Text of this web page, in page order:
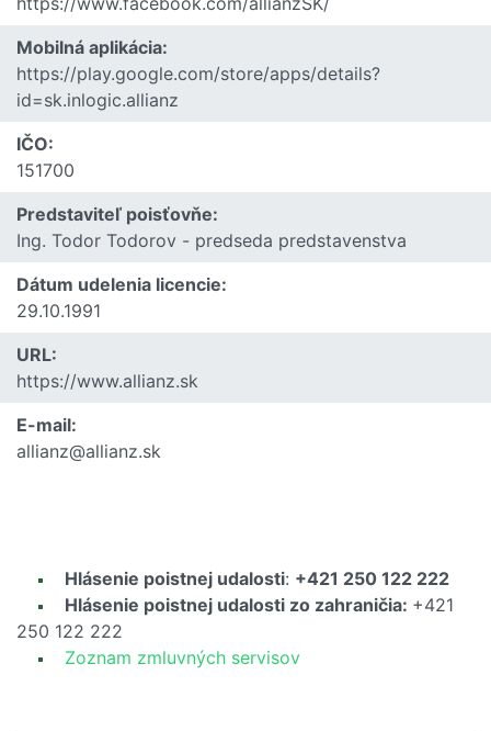
Mobilná aplikácia:
https://play.google.com/store/apps/details?
id=sk.inlogic.allianz
IČO:
151700
Predstaviteľ poisťovňe:
Ing. Todor Todorov - predseda predstavenstva
Dátum udelenia licencie:
29.10.1991
URL:
https://www.allianz.sk
E-mail:
allianz@allianz.sk
Hlásenie poistnej udalosti: +421 250 122 222
Hlásenie poistnej udalosti zo zahraničia: +421
250 122 222
Zoznam zmluvných servisov